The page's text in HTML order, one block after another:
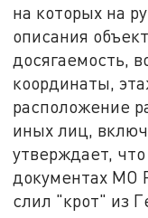
на которых на
описания
досягаемость,
координаты,
расположение
иных лиц,
утверждает,
документах МО
слил "крот" из